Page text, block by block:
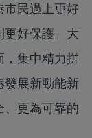
市民過上更好
更好保護。大
，集中精力拼
發展新動能新
、更為可靠的